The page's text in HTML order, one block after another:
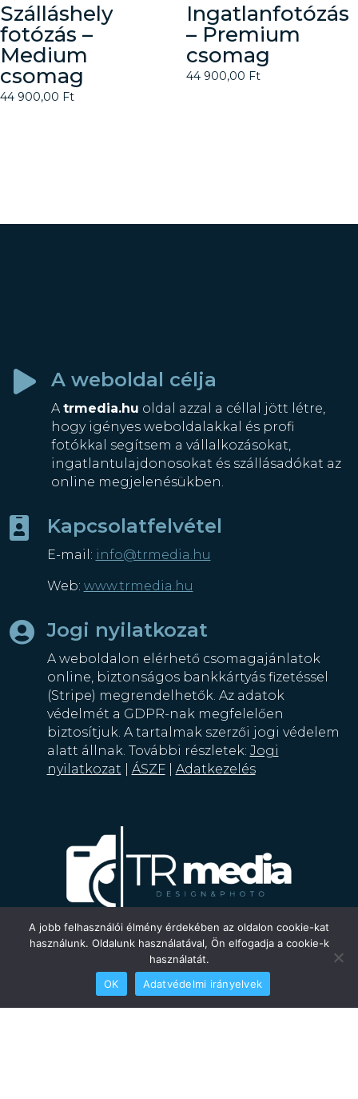
Szálláshely
fotózás –
Medium
csomag
44 900,00 Ft
Ingatlanfotózás
– Premium
csomag
44 900,00 Ft
 A weboldal célja
A trmedia.hu oldal azzal a céllal jött létre,
hogy igényes weboldalakkal és profi
fotókkal segítsem a vállalkozásokat,
ingatlantulajdonosokat és szállásadókat az
online megjelenésükben.
 Kapcsolatfelvétel
E-mail: info@trmedia.hu
Web: www.trmedia.hu
 Jogi nyilatkozat
A weboldalon elérhető csomagajánlatok
online, biztonságos bankkártyás fizetéssel
(Stripe) megrendelhetők. Az adatok
védelmét a GDPR-nak megfelelően
biztosítjuk. A tartalmak szerzői jogi védelem
alatt állnak. További részletek: Jogi
nyilatkozat
ÁSZF| Adatkezelés
©Copyright | 2025trmedia.hu– Minden jog
A jobb felhasználói élmény érdekében az oldalon cookie-kat
használunk. Oldalunk használatával, Ön elfogadja a cookie-k
használatát.
OK
Adatvédelmi irányelvek